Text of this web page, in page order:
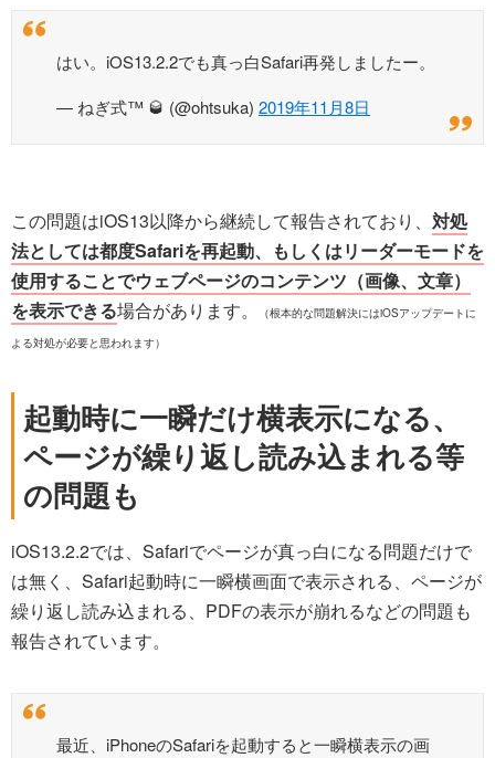
はい。iOS13.2.2でも真っ白Safari再発しましたー。
— ねぎ式™ 🥃 (@ohtsuka) 2019年11月8日
この問題はiOS13以降から継続して報告されており、 対処
法としては都度Safariを再起動、もしくはリーダーモードを
使用することでウェブページのコンテンツ（画像、文章）
を表示できる場合があります。
（根本的な問題解決にはiOSアップデートに
よる対処が必要と思われます）
起動時に一瞬だけ横表示になる、
ページが繰り返し読み込まれる等
の問題も
iOS13.2.2では、Safariでページが真っ白になる問題だけで
は無く、Safari起動時に一瞬横画面で表示される、ページが
繰り返し読み込まれる、PDFの表示が崩れるなどの問題も
報告されています。
最近、iPhoneのSafariを起動すると一瞬横表示の画